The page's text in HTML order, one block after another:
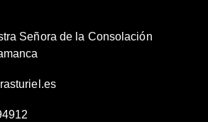
Señora de la Consolación